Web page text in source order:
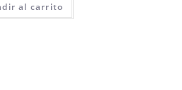
al carrito